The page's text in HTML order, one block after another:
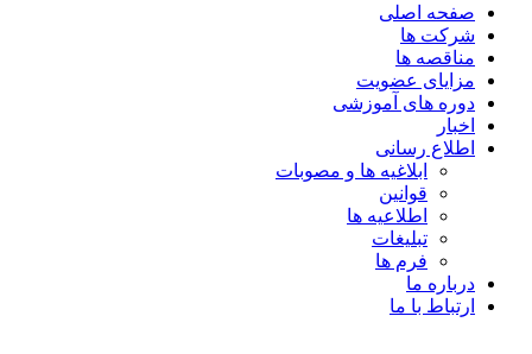
صفحه اصلی
شرکت ها
مناقصه ها
مزایای عضویت
دوره های آموزشی
اخبار
اطلاع رسانی
ابلاغیه ها و مصوبات
قوانین
اطلاعیه ها
تبلیغات
فرم ها
درباره ما
ارتباط با ما